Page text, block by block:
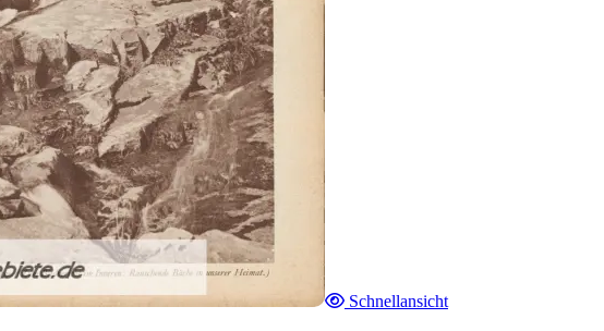
Schnellansicht